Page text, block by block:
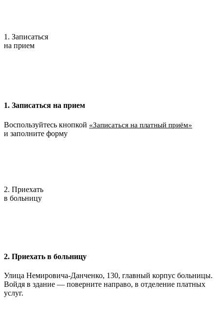
1. Записаться
на прием
1. Записаться на прием
Воспользуйтесь кнопкой «Записаться на платный приём»
и заполните форму
2. Приехать
в больницу
2. Приехать в больницу
Улица Немировича-Данченко, 130, главный корпус больницы.
Войдя в здание — поверните направо, в отделение платных
услуг.